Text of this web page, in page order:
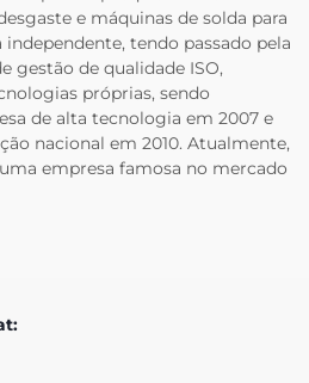
e máquinas de solda para
tendo passado pela
gestão de qualidade ISO,
próprias, sendo
de alta tecnologia em 2007 e
nacional em 2010. Atualmente,
empresa famosa no mercado